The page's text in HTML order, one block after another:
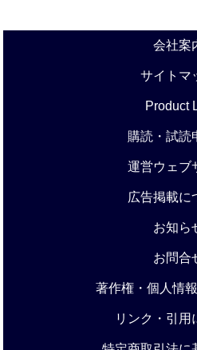
会社案
サイトマ
Product
購読・試読
運営ウェブ
広告掲載に
お知ら
お問合
著作権・個人情
リンク・引用